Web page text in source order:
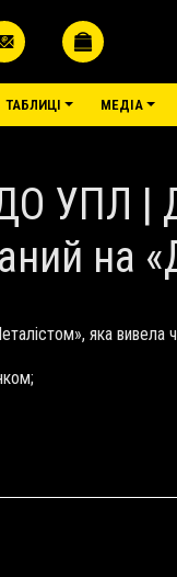
ТАБЛИЦІ МЕДІА
УПЛ |
на
яка вивела